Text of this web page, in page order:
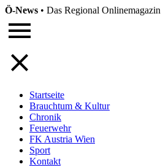
Ö-News • Das Regional Onlinemagazin
Startseite
Brauchtum & Kultur
Chronik
Feuerwehr
FK Austria Wien
Sport
Kontakt